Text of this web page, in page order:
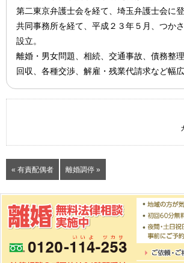
第二東京弁護士会を経て、埼玉弁護士会に登
共同事務所を経て、平成２３年５月、つか
設立。
離婚・男女問題、相続、交通事故、債務整
回収、各種交渉、解雇・残業代請求など幅広
« 有責配偶者 離婚調停 »